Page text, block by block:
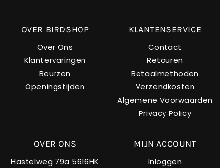
OVER BIRDSHOP
Over Ons
Klantervaringen
Beurzen
Openingstijden
KLANTENSERVICE
Contact
Retouren
Betaalmethoden
Verzendkosten
Algemene Voorwaarden
Privacy Policy
OVER ONS
Hastelweg 79a 5616HK
MIJN ACCOUNT
Inloggen